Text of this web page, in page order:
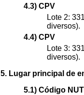
4.3) CPV
Lote 2:
diversos).
4.4) CPV
Lote 3:
diversos).
5. Lugar principal de
5.1) Código